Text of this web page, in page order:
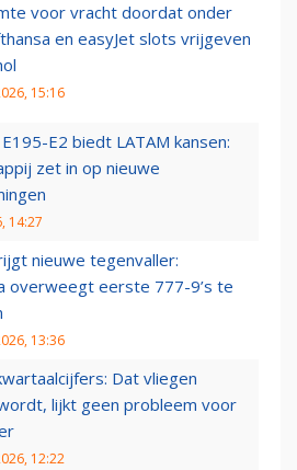
voor vracht doordat onder
en easyJet slots vrijgeven
15:16
E2 biedt LATAM kansen:
zet in op nieuwe
14:27
nieuwe tegenvaller:
overweegt eerste 777-9’s te
13:36
Dat vliegen
lijkt geen probleem voor
12:22